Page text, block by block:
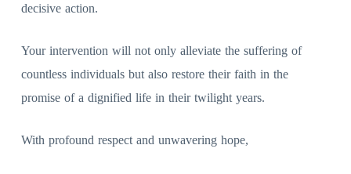
decisive action.
Your intervention will not only alleviate the suffering of
countless individuals but also restore their faith in the
promise of a dignified life in their twilight years.
With profound respect and unwavering hope,